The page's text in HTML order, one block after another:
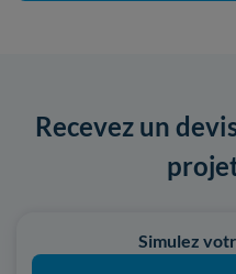
Recevez un
Simulez